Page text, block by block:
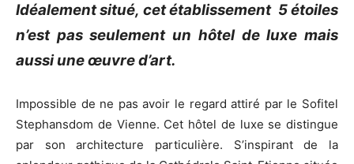
Idéalement situé, cet établissement 5 étoiles
n’est pas seulement un hôtel de luxe mais
aussi une œuvre d’art.
Impossible de ne pas avoir le regard attiré par le Sofitel
Stephansdom de Vienne. Cet hôtel de luxe se distingue
par son architecture particulière. S’inspirant de la